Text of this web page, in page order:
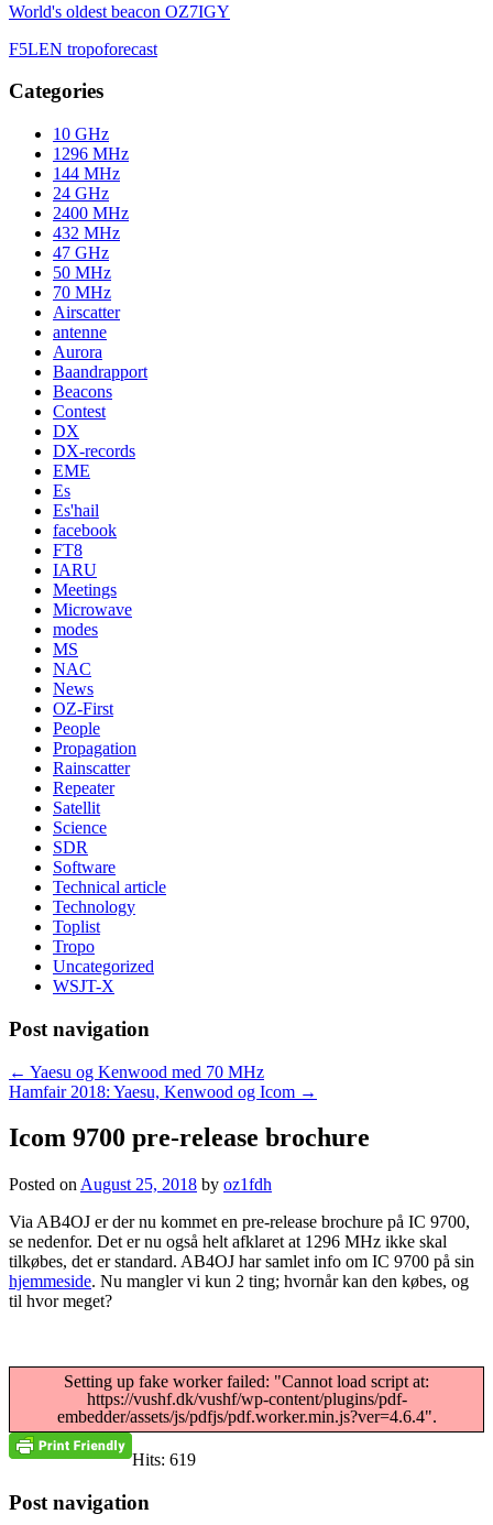
World's oldest beacon OZ7IGY
F5LEN tropoforecast
Categories
10 GHz
1296 MHz
144 MHz
24 GHz
2400 MHz
432 MHz
47 GHz
50 MHz
70 MHz
Airscatter
antenne
Aurora
Baandrapport
Beacons
Contest
DX
DX-records
EME
Es
Es'hail
facebook
FT8
IARU
Meetings
Microwave
modes
MS
NAC
News
OZ-First
People
Propagation
Rainscatter
Repeater
Satellit
Science
SDR
Software
Technical article
Technology
Toplist
Tropo
Uncategorized
WSJT-X
Post navigation
← Yaesu og Kenwood med 70 MHz
Hamfair 2018: Yaesu, Kenwood og Icom →
Icom 9700 pre-release brochure
Posted on August 25, 2018 by oz1fdh
Via AB4OJ er der nu kommet en pre-release brochure på IC 9700,
se nedenfor. Det er nu også helt afklaret at 1296 MHz ikke skal
tilkøbes, det er standard. AB4OJ har samlet info om IC 9700 på sin
hjemmeside. Nu mangler vi kun 2 ting; hvornår kan den købes, og
til hvor meget?
Setting up fake worker failed: "Cannot load script at:
https://vushf.dk/vushf/wp-content/plugins/pdf-
embedder/assets/js/pdfjs/pdf.worker.min.js?ver=4.6.4".
Hits: 619
Post navigation